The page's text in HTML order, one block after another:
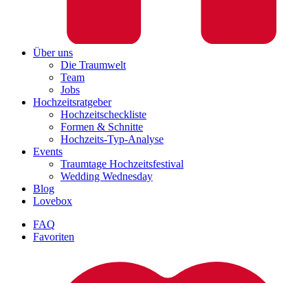
Über uns
Die Traumwelt
Team
Jobs
Hochzeitsratgeber
Hochzeitscheckliste
Formen & Schnitte
Hochzeits-Typ-Analyse
Events
Traumtage Hochzeitsfestival
Wedding Wednesday
Blog
Lovebox
FAQ
Favoriten